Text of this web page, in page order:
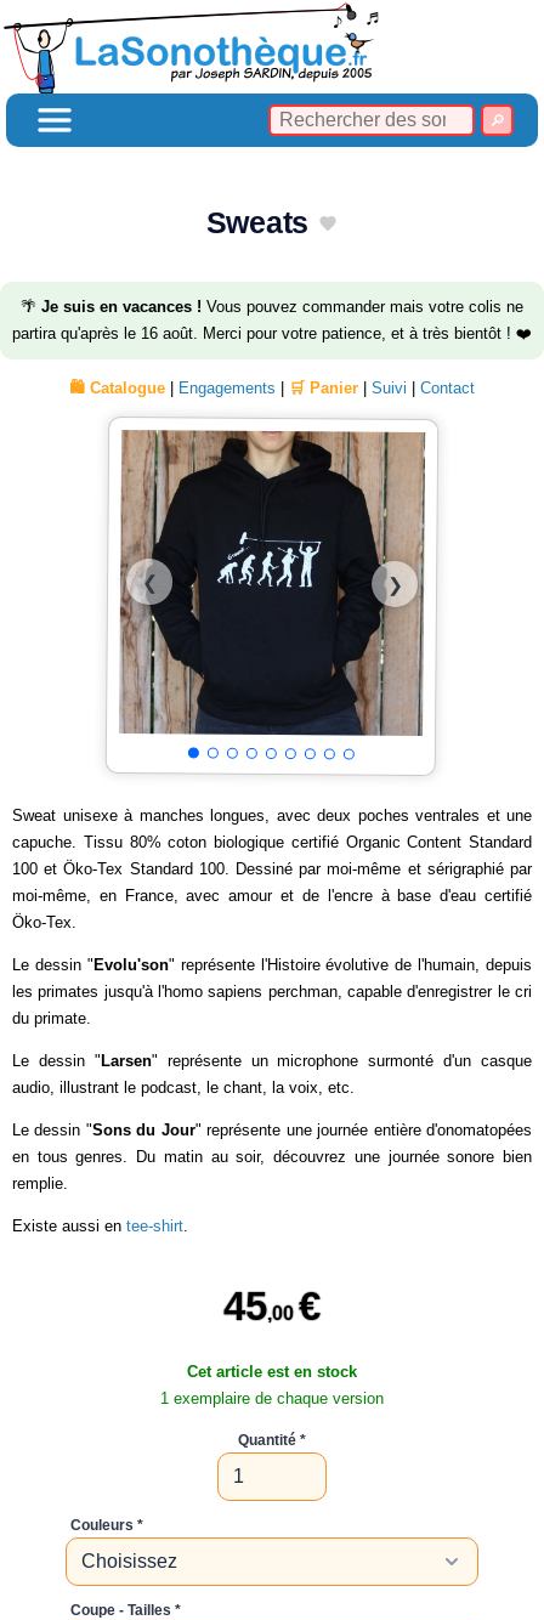
Sweats
🌴 Je suis en vacances ! Vous pouvez commander mais votre colis ne
partira qu'après le 16 août. Merci pour votre patience, et à très bientôt ! ❤️
🛍️ Catalogue Engagements 🛒 Panier Suivi Contact
❮ ❯
Sweat unisexe à manches longues, avec deux poches ventrales et une
capuche. Tissu 80% coton biologique certifié Organic Content Standard
100 et Öko-Tex Standard 100. Dessiné par moi-même et sérigraphié par
moi-même, en France, avec amour et de l'encre à base d'eau certifié
Öko-Tex.
Le dessin " Evolu'son" représente l'Histoire évolutive de l'humain, depuis
les primates jusqu'à l'homo sapiens perchman, capable d'enregistrer le cri
du primate.
Le dessin " Larsen" représente un microphone surmonté d'un casque
audio, illustrant le podcast, le chant, la voix, etc.
Le dessin "Sons du Jour" représente une journée entière d'onomatopées
en tous genres. Du matin au soir, découvrez une journée sonore bien
remplie.
Existe aussi en tee-shirt
45,00 €
Cet article est en stock
1 exemplaire de chaque version
Quantité
Couleurs
Coupe - Tailles